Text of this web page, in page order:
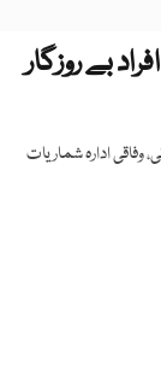
2 کروڑ 6 لاکھ افراد بے روزگار